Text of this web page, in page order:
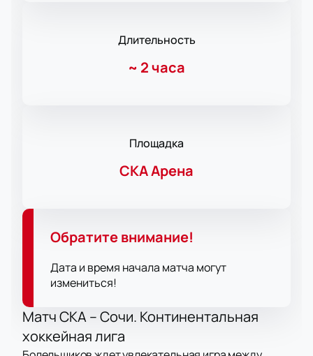
Длительность
~ 2 часа
Площадка
СКА Арена
Обратите внимание!
Дата и время начала матча могут
измениться!
Матч СКА – Сочи. Континентальная
хоккейная лига